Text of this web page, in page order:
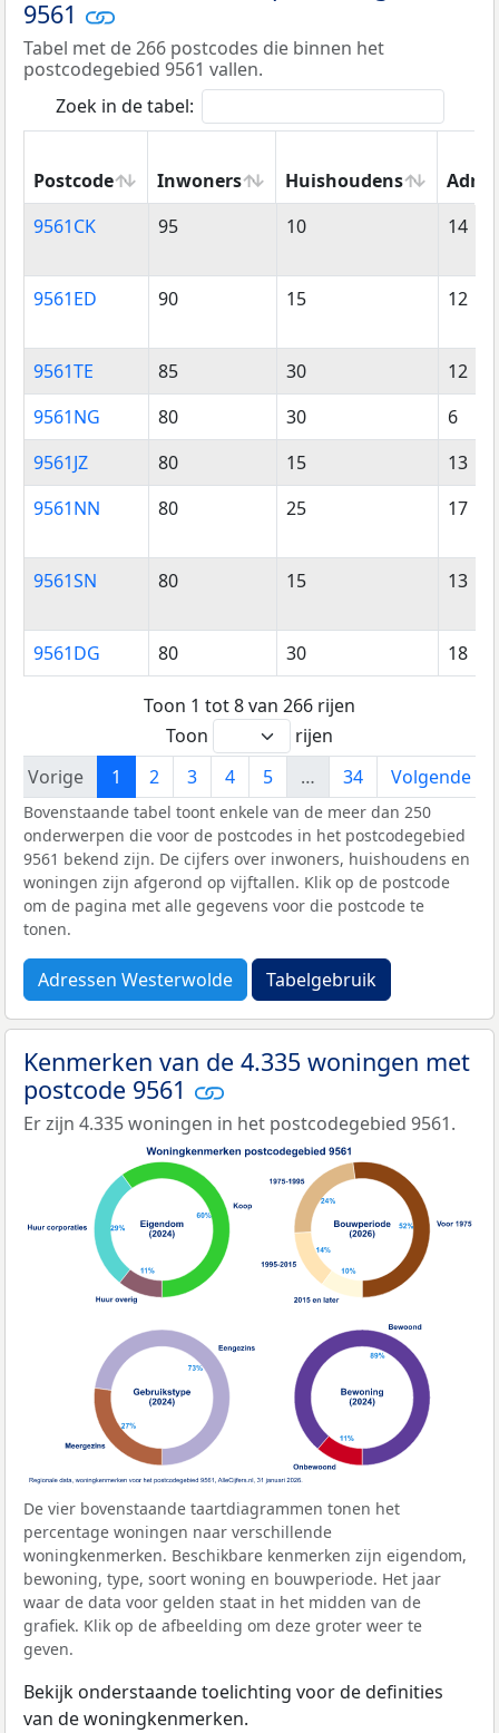
9561
Tabel met de 266 postcodes die binnen het
postcodegebied 9561 vallen.
Zoek in de tabel:
Postcode Inwoners Huishoudens
Postcode
Inwoners Huishoudens
9561CK 95 10 14
9561ED 90 15 12
9561TE 85 30
12
9561NG
80 30
6
9561JZ
80 15
13
9561NN
80 25 17
9561SN 80 15 13
9561DG 80 30 18
Toon 1 tot 8 van 266 rijen
Toon
rijen
Vorige
1 2 3 4 5 … 34 Volgende
Bovenstaande tabel toont enkele van de meer dan 250
onderwerpen die voor de postcodes in het postcodegebied
9561 bekend zijn. De cijfers over inwoners, huishoudens en
woningen zijn afgerond op vijftallen. Klik op de postcode
om de pagina met alle gegevens voor die postcode te
tonen.
Adressen Westerwolde Tabelgebruik
Kenmerken van de 4.335 woningen met
postcode 9561
Er zijn 4.335 woningen in het postcodegebied 9561.
De vier bovenstaande taartdiagrammen tonen het
percentage woningen naar verschillende
woningkenmerken. Beschikbare kenmerken zijn eigendom,
bewoning, type, soort woning en bouwperiode. Het jaar
waar de data voor gelden staat in het midden van de
grafiek. Klik op de afbeelding om deze groter weer te
geven.
Bekijk onderstaande toelichting voor de definities
van de woningkenmerken.